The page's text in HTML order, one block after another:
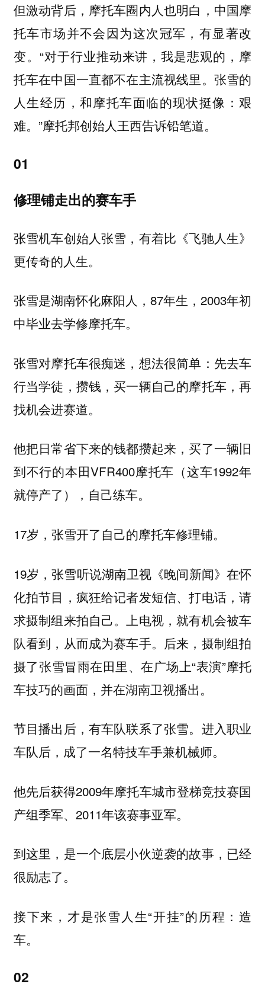
但激动背后，摩托车圈内人也明白，中国摩
托车市场并不会因为这次冠军，有显著改
变。“对于行业推动来讲，我是悲观的，摩
托车在中国一直都不在主流视线里。张雪的
人生经历，和摩托车面临的现状挺像：艰
难。”摩托邦创始人王西告诉铅笔道。
01
修理铺走出的赛车手
张雪机车创始人张雪，有着比《飞驰人生》
更传奇的人生。
张雪是湖南怀化麻阳人，87年生，2003年初
中毕业去学修摩托车。
张雪对摩托车很痴迷，想法很简单：先去车
行当学徒，攒钱，买一辆自己的摩托车，再
找机会进赛道。
他把日常省下来的钱都攒起来，买了一辆旧
到不行的本田VFR400摩托车（这车1992年
就停产了），自己练车。
17岁，张雪开了自己的摩托车修理铺。
19岁，张雪听说湖南卫视《晚间新闻》在怀
化拍节目，疯狂给记者发短信、打电话，请
求摄制组来拍自己。上电视，就有机会被车
队看到，从而成为赛车手。后来，摄制组拍
摄了张雪冒雨在田里、在广场上“表演”摩托
车技巧的画面，并在湖南卫视播出。
节目播出后，有车队联系了张雪。进入职业
车队后，成了一名特技车手兼机械师。
他先后获得2009年摩托车城市登梯竞技赛国
产组季军、2011年该赛事亚军。
到这里，是一个底层小伙逆袭的故事，已经
很励志了。
接下来，才是张雪人生“开挂”的历程：造
车。
02